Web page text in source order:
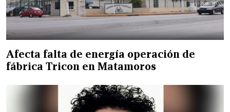
Afecta falta de energía operación de
fábrica Tricon en Matamoros